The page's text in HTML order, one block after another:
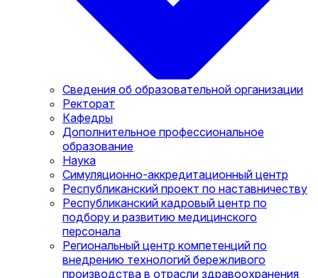
Сведения об образовательной организации
Ректорат
Кафедры
Дополнительное профессиональное
образование
Наука
Симуляционно-аккредитационный центр
Республиканский проект по наставничеству
Республиканский кадровый центр по
подбору и развитию медицинского
персонала
Региональный центр компетенций по
внедрению технологий бережливого
производства в отрасли здравоохранения